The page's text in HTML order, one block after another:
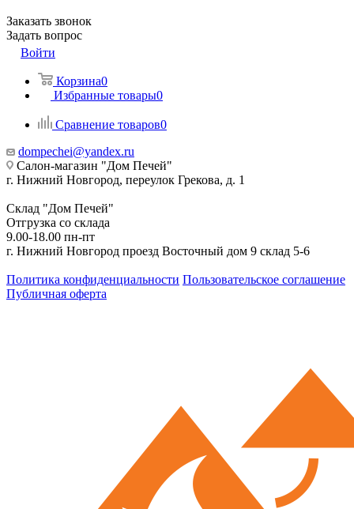
Заказать звонок
Задать вопрос
Войти
Корзина0
Избранные товары0
Сравнение товаров0
dompechei@yandex.ru
Салон-магазин "Дом Печей"
г. Нижний Новгород, переулок Грекова, д. 1
Склад "Дом Печей"
Отгрузка со склада
9.00-18.00 пн-пт
г. Нижний Новгород проезд Восточный дом 9 склад 5-6
Политика конфиденциальности Пользовательское соглашение
Публичная оферта